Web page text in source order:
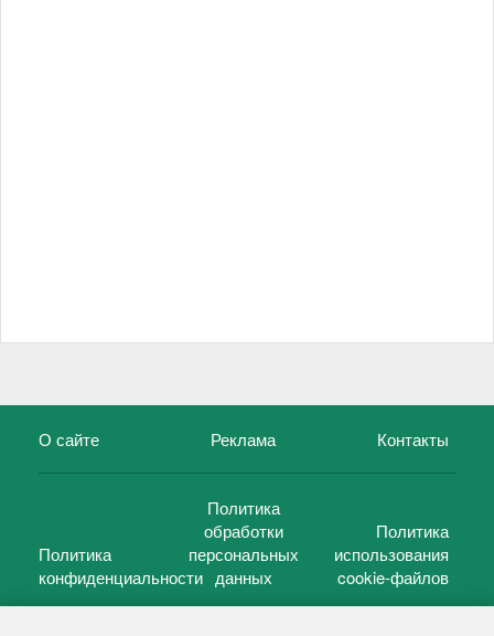
О сайте Реклама Контакты
Политика
конфиденциальности
Политика
обработки
персональных
данных
Политика
использования
cookie-файлов